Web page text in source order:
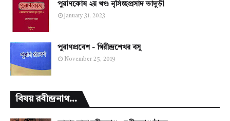
পুরাণকোষ ২য় খণ্ড নৃসিংহপ্রসাদ ভাদুড়ী
January 31, 2023
পুরাণপ্রবেশ - গিরীন্দ্রশেখর বসু
November 25, 2019
বিষয় রবীন্দ্রনাথ...